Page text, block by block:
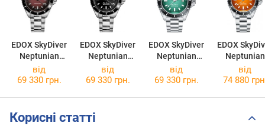
EDOX SkyDiver
Neptunian
80120 3NM
BRD
EDOX SkyDiver
Neptunian
80120 3NM NIN
EDOX SkyDiver
Neptunian
80120 3NM
VDN
EDOX
Neptunian
80120
ODN
від
69 330 грн.
від
69 330 грн.
від
69 330 грн.
від
74 880
Корисні статті